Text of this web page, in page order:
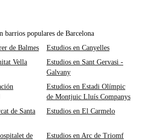
barrios populares de Barcelona
de Balmes
Estudios en Canyelles
Vella
Estudios en Sant Gervasi -
Galvany
Estudios en Estadi Olímpic
de Montjuic Lluís Companys
de Santa
Estudios en El Carmelo
de
Estudios en Arc de Triomf